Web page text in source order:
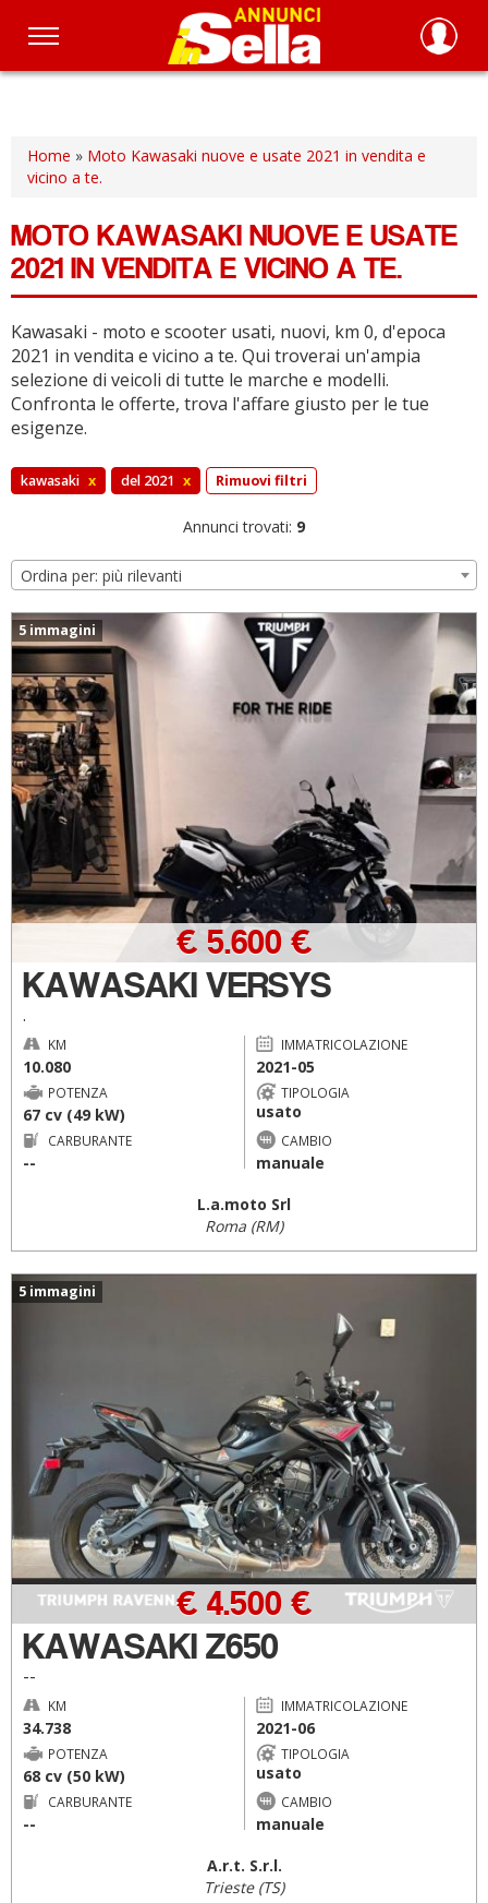
Salta
principale
Home » Moto Kawasaki nuove e usate 2021 in vendita e
vicino a te.
MOTO KAWASAKI NUOVE E USATE
2021 IN VENDITA E VICINO A TE.
Kawasaki - moto e scooter usati, nuovi, km 0, d'epoca
2021 in vendita e vicino a te. Qui troverai un'ampia
selezione di veicoli di tutte le marche e modelli.
Confronta le offerte, trova l'affare giusto per le tue
esigenze.
kawasaki x del 2021 x Rimuovi filtri
Annunci trovati: 9
Ordina per: più rilevanti
5 immagini
KAWASAKI VERSYS
.
€ 5.600 €
KM
10.080
IMMATRICOLAZIONE
2021-05
POTENZA
67 cv (49 kW)
TIPOLOGIA
usato
CARBURANTE
--
CAMBIO
manuale
L.a.moto Srl
Roma (RM)
5 immagini
KAWASAKI Z650
--
€ 4.500 €
KM
34.738
IMMATRICOLAZIONE
2021-06
POTENZA
68 cv (50 kW)
TIPOLOGIA
usato
CARBURANTE
--
CAMBIO
manuale
A.r.t. S.r.l.
Trieste (TS)